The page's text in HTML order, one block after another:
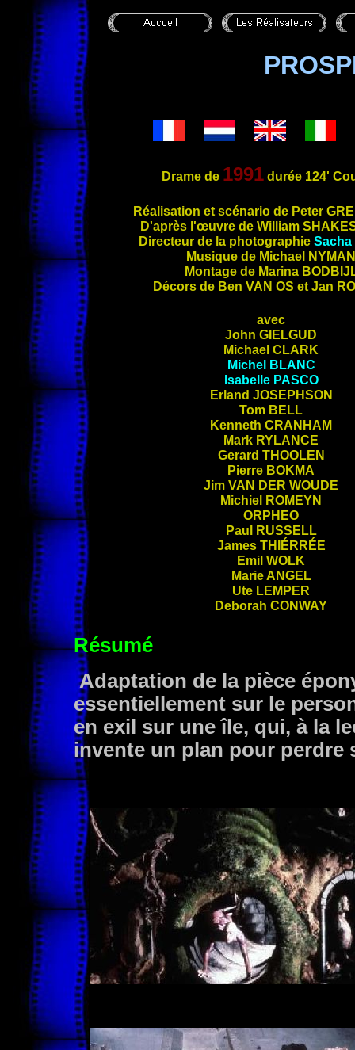
Drame de 1991durée 124'
Réalisation et scénario de Peter
D'après l'œuvre de William
Directeur de la photographie Sacha
Musique de Michael NYMAN
Montage de Marina
Décors de Ben VAN OS et Jan
avec
John GIELGUD
Michael CLARK
Michel BLANC
Isabelle PASCO
Erland JOSEPHSON
Tom BELL
Kenneth CRANHAM
Mark RYLANCE
Gerard THOOLEN
Pierre BOKMA
Jim VAN DER WOUDE
Michiel ROMEYN
ORPHEO
Paul RUSSELL
James THIÉRRÉE
Emil WOLK
Marie ANGEL
Ute LEMPER
Deborah CONWAY
Résumé
Adaptation de la pièce
essentiellement sur le
en exil sur une île, qui, à la
invente un plan pour perdre